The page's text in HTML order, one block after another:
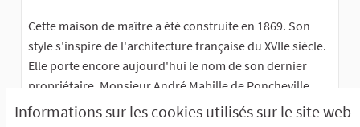
Informations sur les cookies utilisés sur le site web
Cette maison de maître a été construite en 1869. Son
style s'inspire de l'architecture française du XVIIe siècle.
Elle porte encore aujourd'hui le nom de son dernier
propriétaire, Monsieur André Mabille de Poncheville,
homme de lettres.